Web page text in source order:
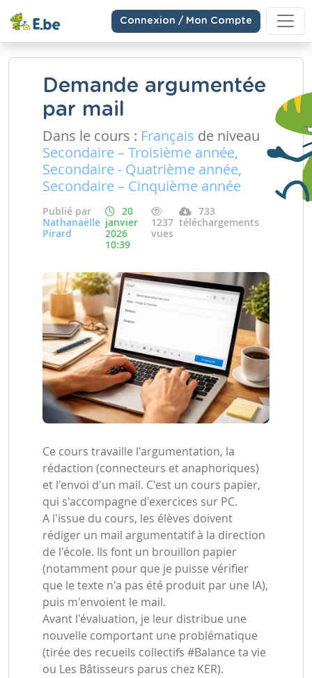
Connexion / Mon Compte
Demande argumentée
par mail
Dans le cours : Français de niveau
Secondaire – Troisième année,
Secondaire - Quatrième année,
Secondaire – Cinquième année
Publié par
Nathanaëlle
Pirard
20
janvier
2026
10:39
1237
vues
733
téléchargements
Ce cours travaille l'argumentation, la
rédaction (connecteurs et anaphoriques)
et l'envoi d'un mail. C'est un cours papier,
qui s'accompagne d'exercices sur PC.
A l'issue du cours, les élèves doivent
rédiger un mail argumentatif à la direction
de l'école. Ils font un brouillon papier
(notamment pour que je puisse vérifier
que le texte n'a pas été produit par une IA),
puis m'envoient le mail.
Avant l'évaluation, je leur distribue une
nouvelle comportant une problématique
(tirée des recueils collectifs #Balance ta vie
ou Les Bâtisseurs parus chez KER).